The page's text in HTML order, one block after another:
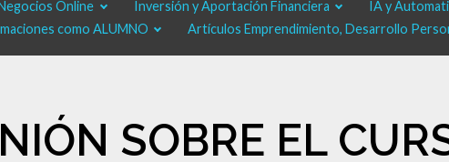
Online Inversión y Aportación Financiera IA y
como ALUMNO
Artículos Emprendimiento, Desarrollo
SOBRE EL